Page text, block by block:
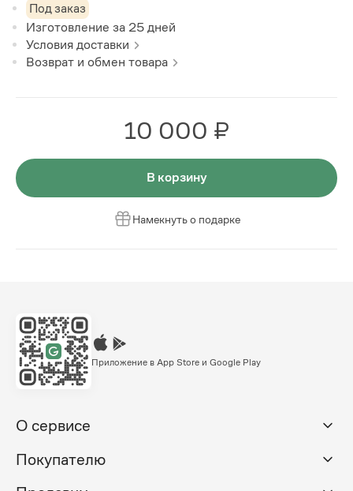
Под заказ
Изготовление за 25 дней
Условия доставки
Возврат и обмен товара
10 000 ₽
В корзину
Намекнуть о подарке
Приложение в App Store и Google Play
О сервисе
Покупателю